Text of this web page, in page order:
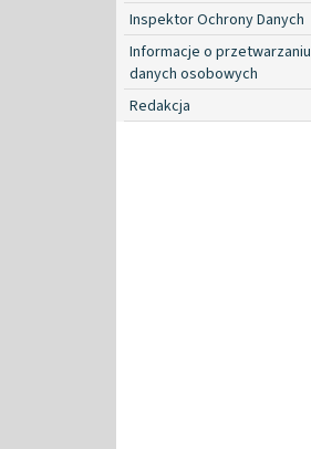
Inspektor Ochrony Danych
Informacje o przetwarzaniu
danych osobowych
Redakcja